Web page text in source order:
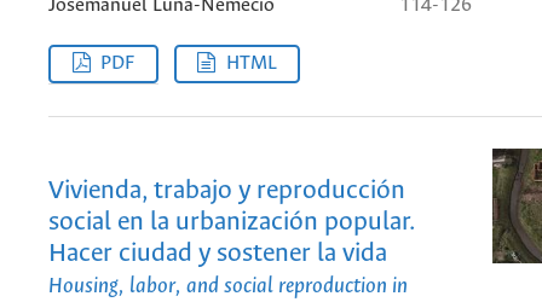
Josemanuel Luna-Nemecio 114-126
PDF HTML
Vivienda, trabajo y reproducción
social en la urbanización popular.
Hacer ciudad y sostener la vida
Housing, labor, and social reproduction in